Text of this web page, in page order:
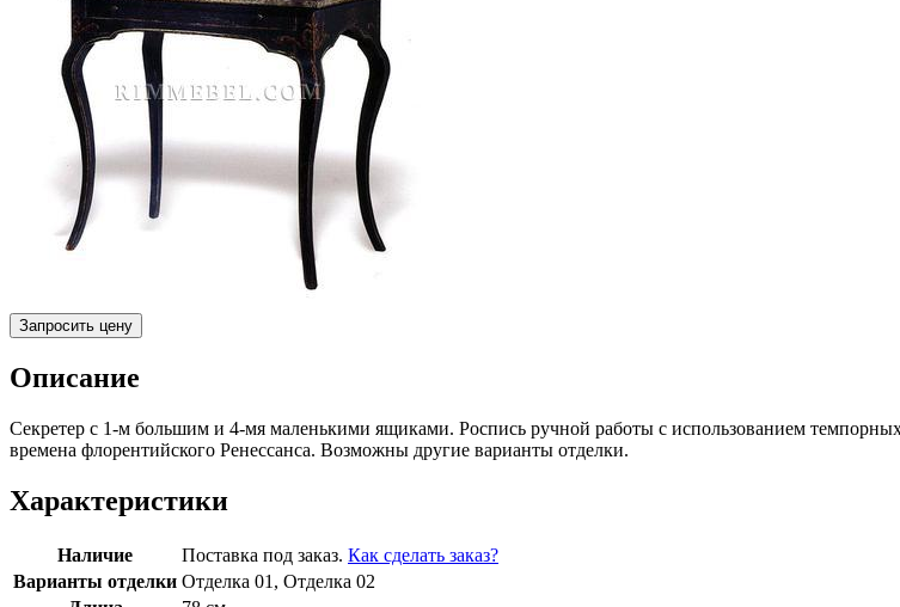
Запросить цену
Описание
Секретер с 1-м большим и 4-мя маленькими ящиками. Роспись ручной работы с использованием
времена флорентийского Ренессанса. Возможны другие варианты отделки.
Характеристики
Наличие Поставка под заказ. Как сделать заказ?
Варианты отделки Отделка 01, Отделка 02